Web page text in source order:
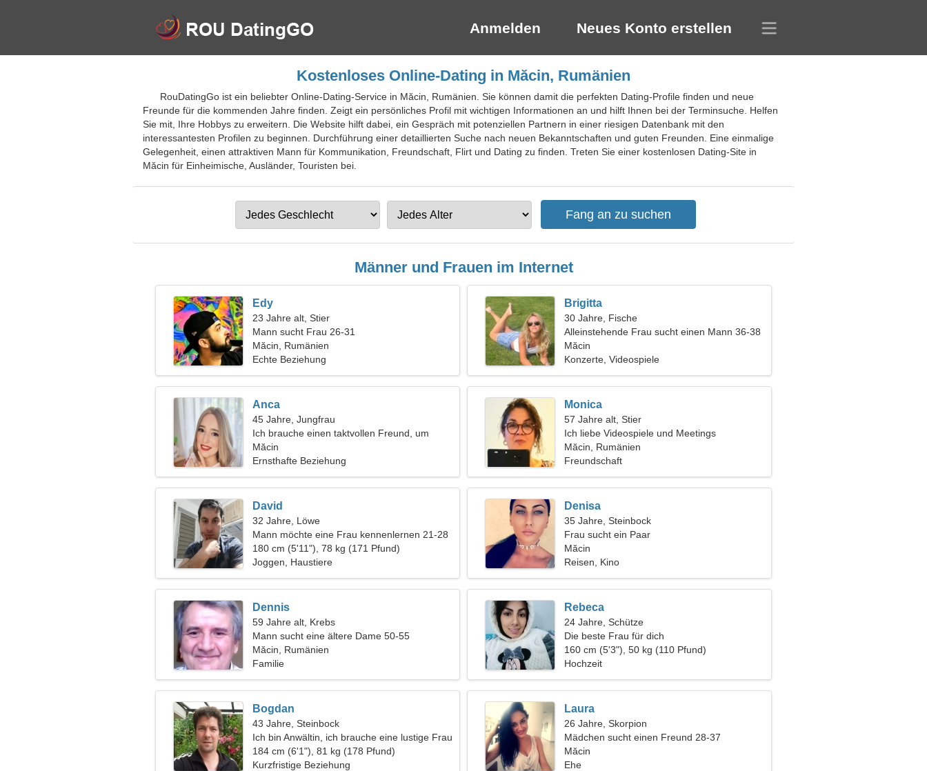
Anmelden Neues Konto erstellen
Kostenloses Online-Dating in Măcin, Rumänien
RouDatingGo ist ein beliebter Online-Dating-Service in Măcin, Rumänien. Sie können damit die perfekten Dating-Profile finden und neue
Freunde für die kommenden Jahre finden. Zeigt ein persönliches Profil mit wichtigen Informationen an und hilft Ihnen bei der Terminsuche. Helfen
Sie mit, Ihre Hobbys zu erweitern. Die Website hilft dabei, ein Gespräch mit potenziellen Partnern in einer riesigen Datenbank mit den
interessantesten Profilen zu beginnen. Durchführung einer detaillierten Suche nach neuen Bekanntschaften und guten Freunden. Eine einmalige
Gelegenheit, einen attraktiven Mann für Kommunikation, Freundschaft, Flirt und Dating zu finden. Treten Sie einer kostenlosen Dating-Site in
Măcin für Einheimische, Ausländer, Touristen bei.
Männer und Frauen im Internet
Edy
23 Jahre alt, Stier
Mann sucht Frau 26-31
Măcin, Rumänien
Echte Beziehung
Brigitta
30 Jahre, Fische
Alleinstehende Frau sucht einen Mann 36-38
Măcin
Konzerte, Videospiele
Anca
45 Jahre, Jungfrau
Ich brauche einen taktvollen Freund, um
zusammen Ski zu fahren
Măcin
Ernsthafte Beziehung
Monica
57 Jahre alt, Stier
Ich liebe Videospiele und Meetings
Măcin, Rumänien
Freundschaft
David
32 Jahre, Löwe
Mann möchte eine Frau kennenlernen 21-28
180 cm (5'11"), 78 kg (171 Pfund)
Joggen, Haustiere
Denisa
35 Jahre, Steinbock
Frau sucht ein Paar
Măcin
Reisen, Kino
Dennis
59 Jahre alt, Krebs
Mann sucht eine ältere Dame 50-55
Măcin, Rumänien
Familie
Rebeca
24 Jahre, Schütze
Die beste Frau für dich
160 cm (5'3"), 50 kg (110 Pfund)
Hochzeit
Bogdan
43 Jahre, Steinbock
Ich bin Anwältin, ich brauche eine lustige Frau
184 cm (6'1"), 81 kg (178 Pfund)
Kurzfristige Beziehung
Laura
26 Jahre, Skorpion
Mädchen sucht einen Freund 28-37
Măcin
Ehe